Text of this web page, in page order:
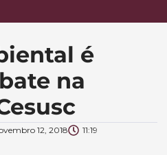
é
na
12, 2018 11:19